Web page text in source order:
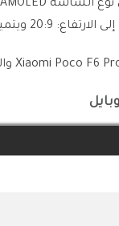
مرتفع يصل إلى 120 هرتز.